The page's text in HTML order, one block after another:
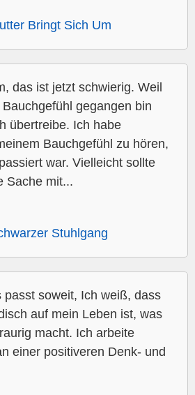
Bringt Sich Um
das ist jetzt schwierig. Weil
gegangen bin
übertreibe. Ich habe
Bauchgefühl zu hören,
war. Vielleicht sollte
Sache mit...
Stuhlgang
passt soweit, Ich weiß, dass
auf mein Leben ist, was
macht. Ich arbeite
einer positiveren Denk- und